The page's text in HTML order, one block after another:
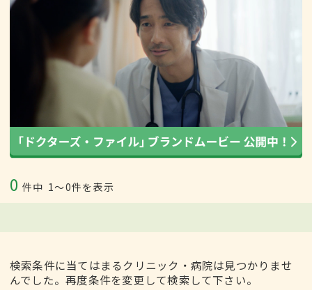
0 件中 1〜0件を表示
検索条件に当てはまるクリニック・病院は見つかりませ
んでした。再度条件を変更して検索して下さい。